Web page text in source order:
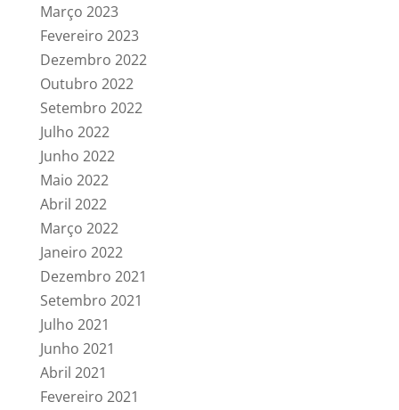
Março 2023
Fevereiro 2023
Dezembro 2022
Outubro 2022
Setembro 2022
Julho 2022
Junho 2022
Maio 2022
Abril 2022
Março 2022
Janeiro 2022
Dezembro 2021
Setembro 2021
Julho 2021
Junho 2021
Abril 2021
Fevereiro 2021